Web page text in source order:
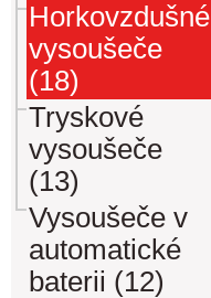
Horkovzdušné
vysoušeče
(18)
Tryskové
vysoušeče
(13)
Vysoušeče v
automatické
baterii (12)